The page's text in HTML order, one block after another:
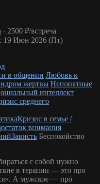
- 2500 ₽/встреча
19 Июн 2026 (Пт)
в общении Любовь к
жертвы Непонятные
интеллект
среднего
Кризис в семье /
внимания
Зависть Беспокойство
с собой нужно
в терапии — это про
А мужское — про